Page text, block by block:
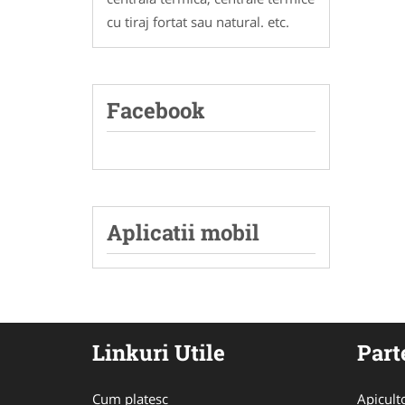
cu tiraj fortat sau natural. etc.
Facebook
Aplicatii mobil
Linkuri Utile
Cum platesc